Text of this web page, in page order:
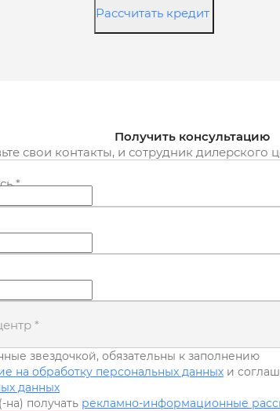
Рассчитать кредит
Получить консультацию
свои контакты, и сотрудник дилерского
*
*
звездочкой, обязательны к заполнению
на обработку персональных данных и
данных
на) получать рекламно-информационные